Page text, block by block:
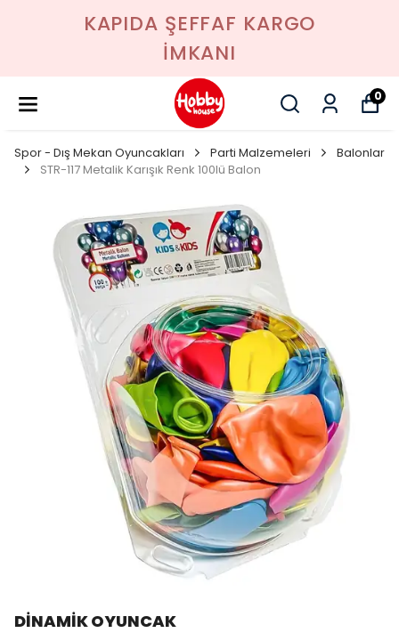
KAPIDA ŞEFFAF KARGO
İMKANI
0
Spor - Dış Mekan Oyuncakları Parti Malzemeleri
Balonlar
STR-117 Metalik Karışık Renk 100lü Balon
DİNAMİK OYUNCAK